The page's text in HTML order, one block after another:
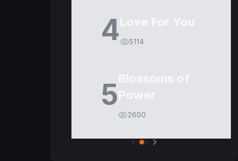
4 5114
5
2600